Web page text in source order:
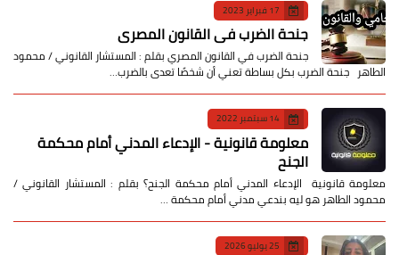
17 فبراير 2023
جنحة الضرب في القانون المصري
جنحة الضرب في القانون المصري بقلم : المستشار القانوني / محمود
الطاهر جنحة الضرب بكل بساطة تعني أن شخصًا تعدى بالضرب…
14 سبتمبر 2022
معلومة قانونية - الإدعاء المدني أمام محكمة
الجنح
معلومة قانونية الإدعاء المدني أمام محكمة الجنح؟ بقلم : المستشار القانوني /
محمود الطاهر هو ليه بندعي مدني أمام محكمة …
25 يوليو 2026